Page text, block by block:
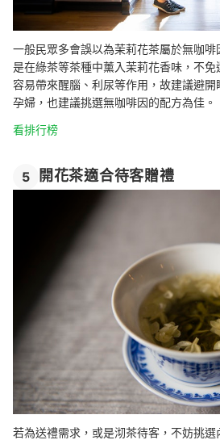
一般民眾多會誤以為茉莉花茶屬於無咖
是在綠茶等茶種中薰入茉莉花香味，不免
容易帶來醒腦、利尿等作用，故建議避
孕婦，也建議挑選無咖啡因的配方為佳。
看排行榜
5 開花茶適合待客贈禮
若為送禮需求，或是沏茶待客，不妨挑